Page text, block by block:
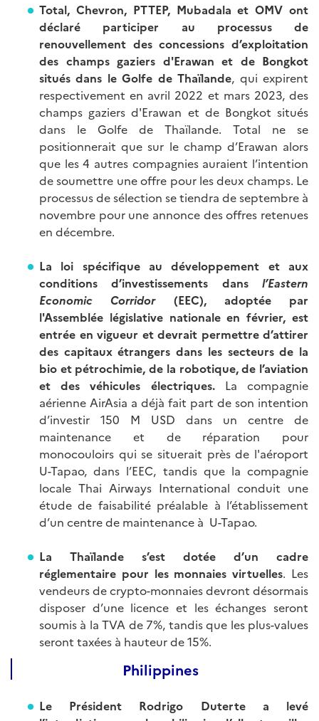
Total, Chevron, PTTEP, Mubadala et OMV ont
déclaré participer au processus de
renouvellement des concessions d’exploitation
des champs gaziers d'Erawan et de Bongkot
situés dans le Golfe de Thaïlande, qui expirent
respectivement en avril 2022 et mars 2023, des
champs gaziers d'Erawan et de Bongkot situés
dans le Golfe de Thaïlande. Total ne se
positionnerait que sur le champ d’Erawan alors
que les 4 autres compagnies auraient l’intention
de soumettre une offre pour les deux champs. Le
processus de sélection se tiendra de septembre à
novembre pour une annonce des offres retenues
en décembre.
La loi spécifique au développement et aux
conditions d’investissements dans l’Eastern
Economic Corridor(EEC), adoptée par
l'Assemblée législative nationale en février, est
entrée en vigueur et devrait permettre d’attirer
des capitaux étrangers dans les secteurs de la
bio et pétrochimie, de la robotique, de l’aviation
et des véhicules électriques.La compagnie
aérienne AirAsia a déjà fait part de son intention
d’investir 150 M USD dans un centre de
maintenance et de réparation pour
monocouloirs qui se situerait près de l'aéroport
U-Tapao, dans l’EEC, tandis que la compagnie
locale Thai Airways International conduit une
étude de faisabilité préalable à l’établissement
d’un centre de maintenance à U-Tapao.
La Thaïlande s’est dotée d’un cadre
réglementaire pour les monnaies virtuelles. Les
vendeurs de crypto-monnaies devront désormais
disposer d’une licence et les échanges seront
soumis à la TVA de 7%, tandis que les plus-values
seront taxées à hauteur de 15%.
Philippines
Le Président Rodrigo Duterte a levé